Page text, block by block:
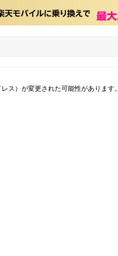
ス）が変更された可能性があります。